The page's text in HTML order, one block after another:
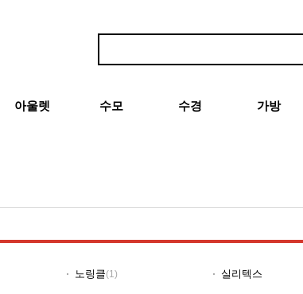
아울렛 수모 수경 가방
노링클(1) 실리텍스